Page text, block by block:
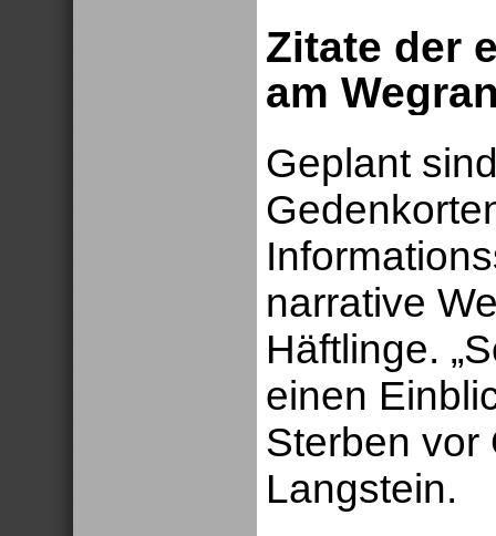
Zitate der
am
Geplant
narrative
Häftlinge.
einen
Sterben vor
Langstein.